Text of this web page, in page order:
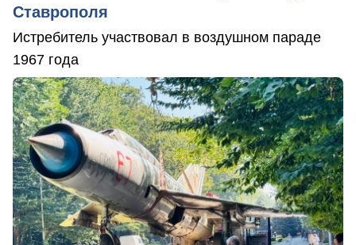
Ставрополя
Истребитель участвовал в воздушном параде
1967 года